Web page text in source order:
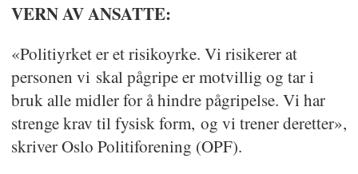
avholdt
gyldige landsmøter under krigen
1940-1945)
Sakslista
1. Åpning
VERN AV ANSATTE:
«Politiyrket er et risikoyrke. Vi risikerer at
personen vi skal pågripe er motvillig og tar i
bruk alle midler for å hindre pågripelse. Vi har
strenge krav til fysisk form, og vi trener deretter»,
skriver Oslo Politiforening (OPF).